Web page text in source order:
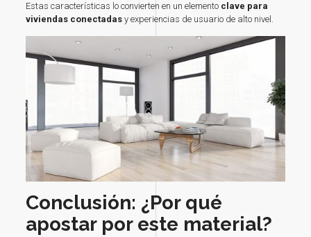
Estas características lo convierten en un elemento clave para
viviendas conectadasy experiencias de usuario de alto nivel.
Conclusión: ¿Por qué
apostar por este material?